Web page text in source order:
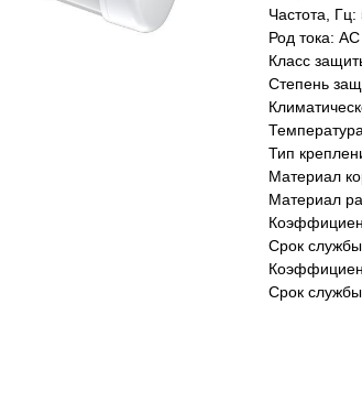
Частота, Гц:
Род тока: AC
Класс
Степень
Тип
Материал
Материал
Срок
Срок